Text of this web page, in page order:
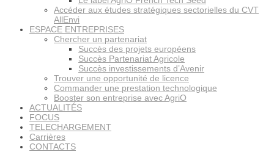
Accéder aux études stratégiques sectorielles du CVT
AllEnvi
ESPACE ENTREPRISES
Chercher un partenariat
Succès des projets européens
Succès Partenariat Agricole
Succès investissements d’Avenir
Trouver une opportunité de licence
Commander une prestation technologique
Booster son entreprise avec AgriO
ACTUALITÉS
FOCUS
TELECHARGEMENT
Carrières
CONTACTS